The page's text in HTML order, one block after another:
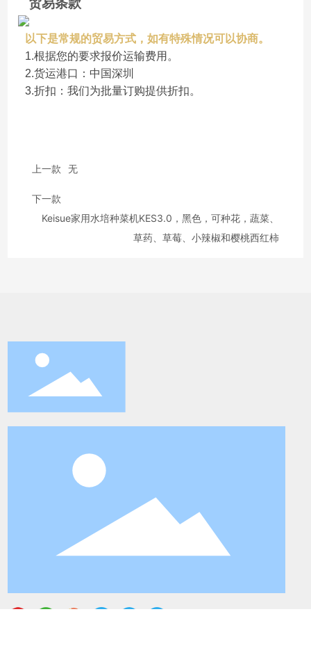
以下是常规的贸易方式，如有特殊情况可以协商。
1.根据您的要求报价运输费用。
2.货运港口：中国深圳
3.折扣：我们为批量订购提供折扣。
上一款 无
下一款
Keisue家用水培种菜机KES3.0，黑色，可种花，蔬菜、
草药、草莓、小辣椒和樱桃西红柿